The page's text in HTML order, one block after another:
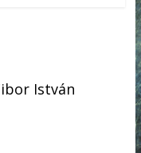
István